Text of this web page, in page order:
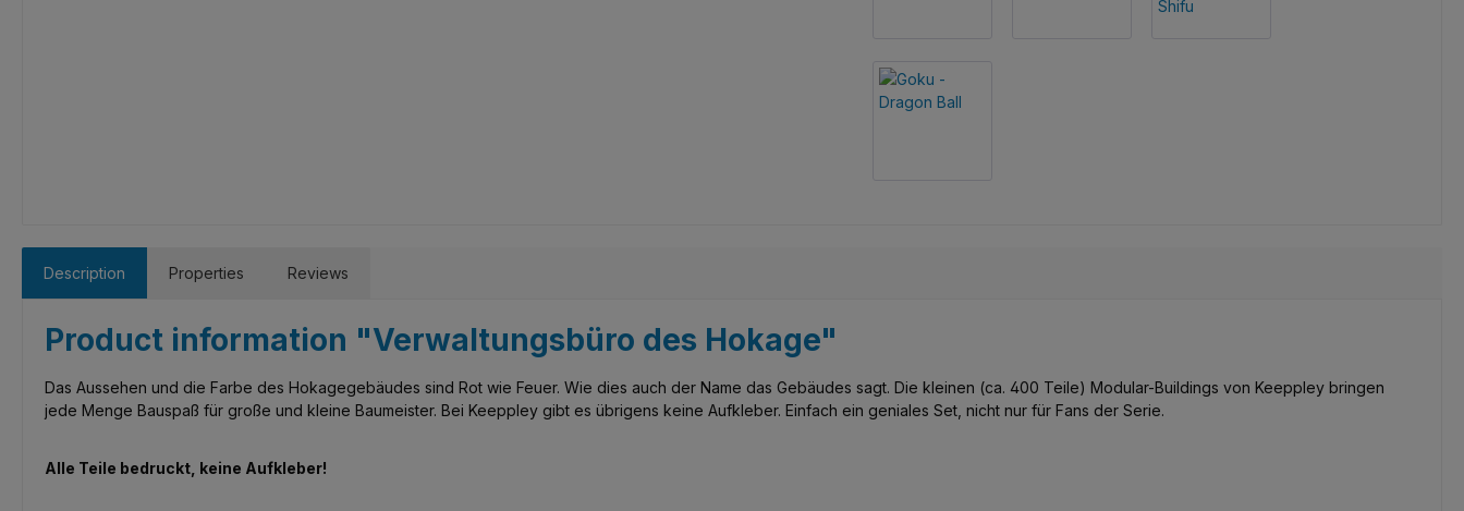
Description Properties Reviews
Product information "Verwaltungsbüro des Hokage"
Das Aussehen und die Farbe des Hokagegebäudes sind Rot wie Feuer. Wie dies auch der Name das Gebäudes sagt. Die kleinen (ca. 400 Teile) Modular-Buildings von Keeppley bringen
jede Menge Bauspaß für große und kleine Baumeister. Bei Keeppley gibt es übrigens keine Aufkleber. Einfach ein geniales Set, nicht nur für Fans der Serie.
Alle Teile bedruckt, keine Aufkleber!